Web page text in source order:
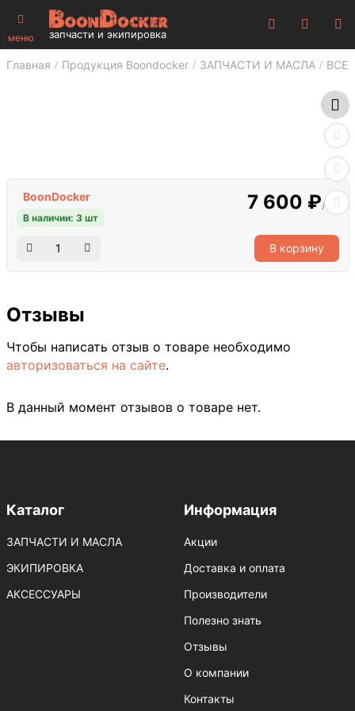
меню запчасти и экипировка
Главная Продукция Boondocker ЗАПЧАСТИ И МАСЛА ВСЕ
BoonDocker
В наличии: 3 шт
7 600 ₽/шт
В корзину
Отзывы
Чтобы написать отзыв о товаре необходимо
авторизоваться на сайте.
В данный момент отзывов о товаре нет.
Каталог
ЗАПЧАСТИ И МАСЛА
ЭКИПИРОВКА
АКСЕССУАРЫ
Информация
Акции
Доставка и оплата
Производители
Полезно знать
Отзывы
О компании
Контакты